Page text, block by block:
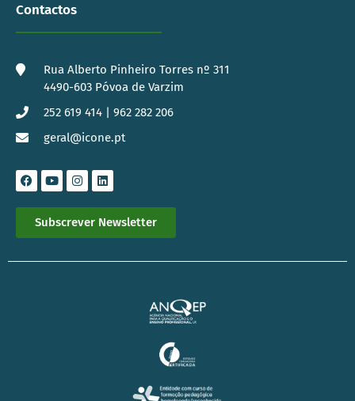
Contactos
Rua Alberto Pinheiro Torres nº 311
4490-603 Póvoa de Varzim
252 619 414 | 962 282 206
geral@icone.pt
Subscrever Newsletter